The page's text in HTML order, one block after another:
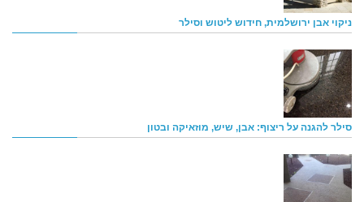
ניקוי אבן ירושלמית, חידוש ליטוש וסילר
סילר להגנה על ריצוף: אבן, שיש, מוזאיקה ובטון